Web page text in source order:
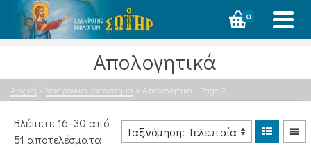
0
Απολογητικά
Αρχική » Ἠλεκτρονικό Κατάστημα » Απολογητικά - Page 2
Βλέπετε 16–30 από
51 αποτελέσματαSorted